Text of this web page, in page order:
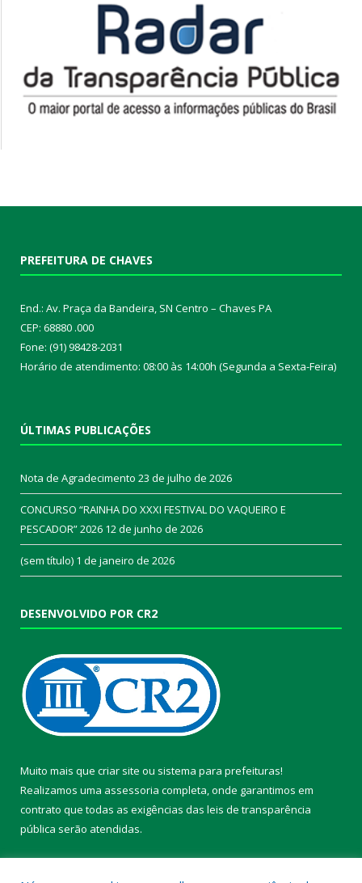
PREFEITURA DE CHAVES
End.: Av. Praça da Bandeira, SN Centro – Chaves PA
CEP: 68880 .000
Fone: (91) 98428-2031
Horário de atendimento: 08:00 às 14:00h (Segunda a Sexta-Feira)
ÚLTIMAS PUBLICAÇÕES
Nota de Agradecimento 23 de julho de 2026
CONCURSO “RAINHA DO XXXI FESTIVAL DO VAQUEIRO E
PESCADOR” 2026 12 de junho de 2026
(sem título) 1 de janeiro de 2026
DESENVOLVIDO POR CR2
Muito mais que criar site ou sistema para prefeituras!
Realizamos uma assessoria completa, onde garantimos em
contrato que todas as exigências das leis de transparência
pública serão atendidas.